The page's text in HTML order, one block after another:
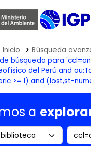
Inicio
Búsqueda
búsqueda para
del Perú and
>= 1) and (lost,st-
a
by: